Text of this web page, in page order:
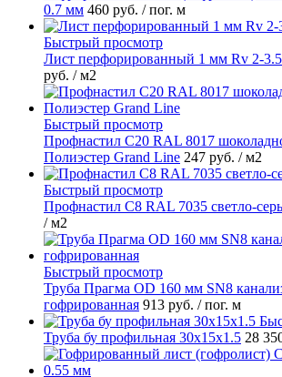
0.7 мм 460 руб. / пог. м
Быстрый просмотр
Лист перфорированный 1 мм Rv 2-
руб. / м2
Быстрый просмотр
Профнастил С20 RAL 8017
Полиэстер Grand Line 247 руб. / м2
Быстрый просмотр
Профнастил С8 RAL 7035 светло-
/ м2
Быстрый просмотр
Труба Прагма OD 160 мм SN8
гофрированная 913 руб. / пог. м
Труба бу профильная 30х15х1.5 28